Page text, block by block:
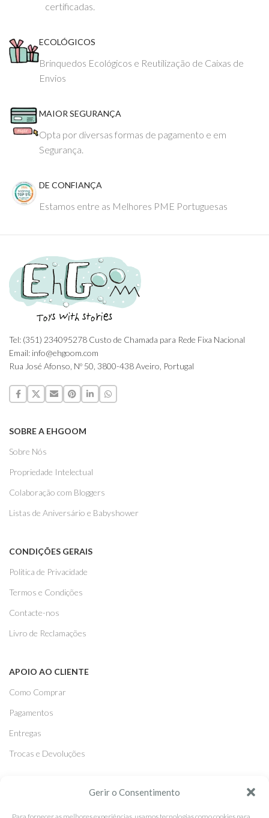
Gerir o Consentimento
certificadas.
ECOLÓGICOS
Brinquedos Ecológicos e Reutilização de Caixas de
Envios
MAIOR SEGURANÇA
Opta por diversas formas de pagamento e em
Segurança.
DE CONFIANÇA
Estamos entre as Melhores PME Portuguesas
Tel: (351) 234095278 Custo de Chamada para Rede Fixa Nacional
Email: info@ehgoom.com
Rua José Afonso, Nº 50, 3800-438 Aveiro, Portugal
SOBRE A EHGOOM
Sobre Nós
Propriedade Intelectual
Colaboração com Bloggers
Listas de Aniversário e Babyshower
CONDIÇÕES GERAIS
Politica de Privacidade
Termos e Condições
Contacte-nos
Livro de Reclamações
APOIO AO CLIENTE
Como Comprar
Pagamentos
Entregas
Trocas e Devoluções
Facebook